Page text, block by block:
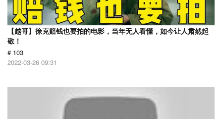
【越哥】徐克赔钱也要拍的电影，当年无人看懂，如今让人肃然起
敬！
# 103
2022-03-26 09:31